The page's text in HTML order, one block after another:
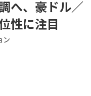
へ、豪ドル／
性に注目
ン